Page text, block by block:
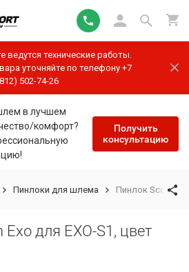
ведутся технические работы.
уточняйте по телефону +7
502-74-26
в лучшем
комфорт?
Получить
консультацию
Пинлоки для шлема Пинлок Scorpion
для EXO-S1, цвет